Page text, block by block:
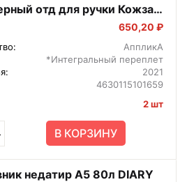
отд для ручки Кожзам
650,20 ₽
АппликА
*Интегральный переплет
2021
4630115101659
2 шт
В КОРЗИНУ
недатир А5 80л DIARY